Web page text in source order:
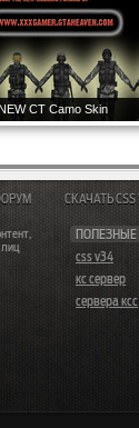
NEW CT Camo Skin
css v34
кс сервер
сервера ксс
СКАЧАТЬ CSS